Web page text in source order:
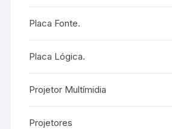
Placa Fonte.
Placa Lógica.
Projetor Multímidia
Projetores